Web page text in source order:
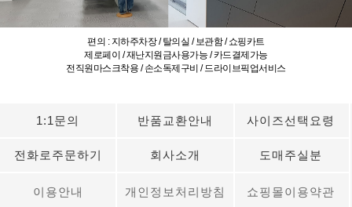
편의 : 지하주차장 / 탈의실 / 보관함 / 쇼핑카트
제로페이 / 재난지원금사용가능 / 카드결제가능
전직원마스크착용 / 손소독제구비 / 드라이브픽업서비스
1:1문의 반품교환안내 사이즈선택요령
전화로주문하기 회사소개 도매주실분
이용안내 개인정보처리방침 쇼핑몰이용약관